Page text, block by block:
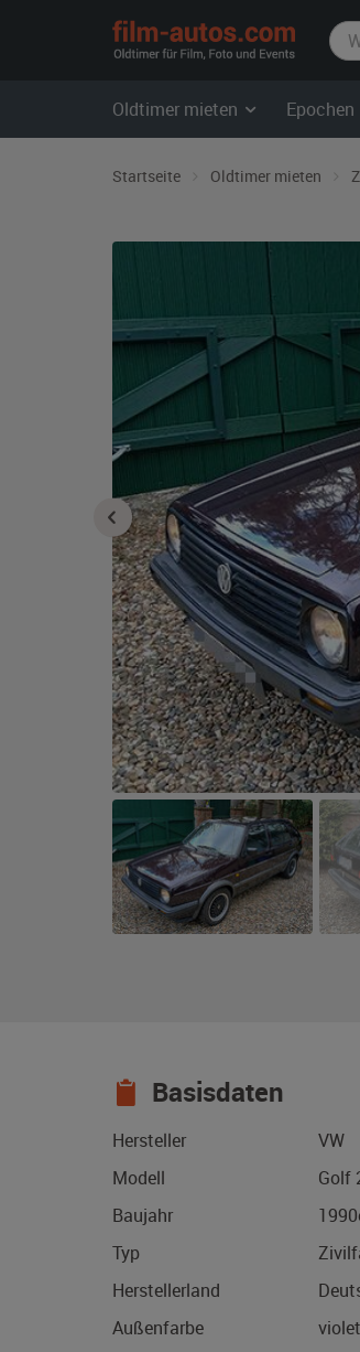
film-
Oldtimer mieten Epochen
Startseite Oldtimer mieten
Basisdaten
Hersteller
VW
Modell
Golf
Baujahr
Typ
Herstellerland
Außenfarbe